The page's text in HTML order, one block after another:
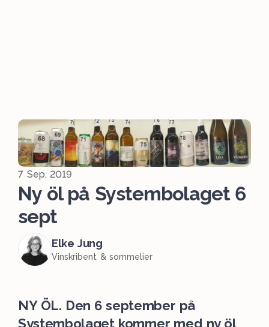
7 Sep, 2019
Ny öl på Systembolaget 6
sept
Elke Jung
Vinskribent & sommelier
NY ÖL. Den 6 september på
Systembolaget kommer med ny öl